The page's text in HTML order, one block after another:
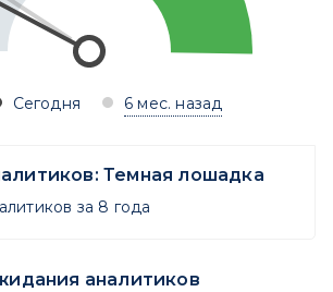
Сегодня 6 мес. назад
Темная лошадка
за 8 года
аналитиков